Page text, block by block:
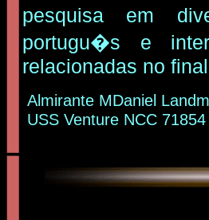
pesquisa em
portugu�s e
relacionadas no
Almirante MDaniel
USS Venture NCC 71854